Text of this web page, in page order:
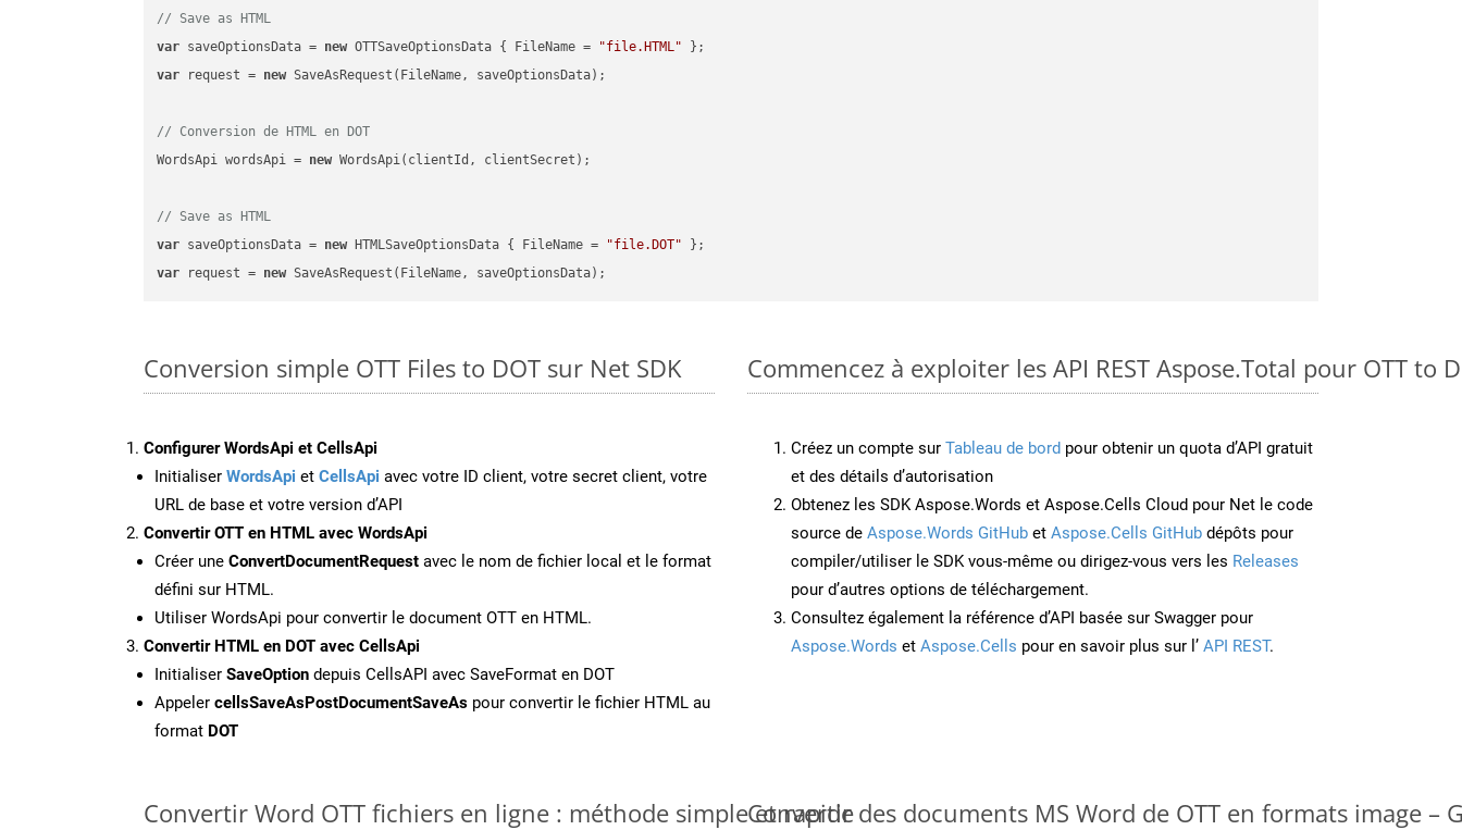
// Save as HTML
var saveOptionsData = new OTTSaveOptionsData { FileName = "file.HTML"
var request = new SaveAsRequest(FileName, saveOptionsData);
// Conversion de HTML en DOT
WordsApi wordsApi = new WordsApi(clientId, clientSecret);
// Save as HTML
var saveOptionsData = new HTMLSaveOptionsData { FileName = "file.DOT"
var request = new
Conversion simple OTT Files to DOT sur Net SDK
Configurer WordsApi et CellsApi
Initialiser WordsApi et CellsApi avec votre ID client, votre secret client, votre
URL de base et votre version d’API
Convertir OTT en HTML avec WordsApi
Créer une ConvertDocumentRequest avec le nom de fichier local et le format
défini sur HTML.
Utiliser WordsApi pour convertir le document OTT en HTML.
Convertir HTML en DOT avec CellsApi
Initialiser SaveOption depuis CellsAPI avec SaveFormat en DOT
Appeler cellsSaveAsPostDocumentSaveAs pour convertir le fichier HTML au
format DOT
Commencez à exploiter les API REST Aspose.Total pour OTT to
Créez un compte sur Tableau de bord pour obtenir un quota d’API gratuit
et des détails d’autorisation
Obtenez les SDK Aspose.Words et Aspose.Cells Cloud pour Net le code
source de Aspose.Words GitHub et Aspose.Cells GitHub dépôts pour
compiler/utiliser le SDK vous-même ou dirigez-vous vers les Releases
pour d’autres options de téléchargement.
Consultez également la référence d’API basée sur Swagger pour
Aspose.Words et Aspose.Cells pour en savoir plus sur l’ API REST.
Convertir Word OTT fichiers en ligne : méthode simple et rapideConvertir des documents MS Word de OTT en formats image –